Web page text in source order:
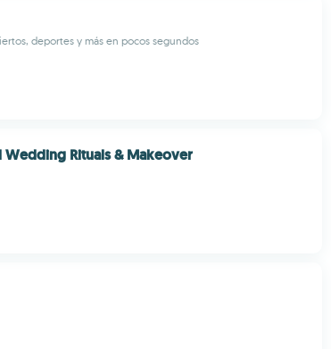
deportes y más en pocos segundos
Wedding Rituals & Makeover